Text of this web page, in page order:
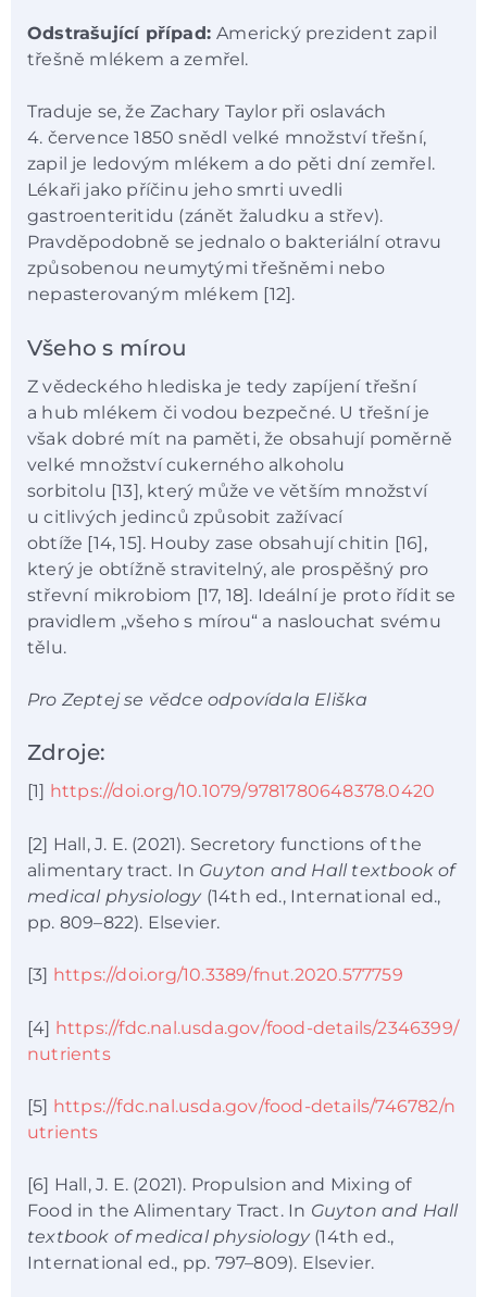
Odstrašující případ:Americký prezident zapil
třešně mlékem a zemřel.
Traduje se, že Zachary Taylor při oslavách
4. července 1850 snědl velké množství třešní,
zapil je ledovým mlékem a do pěti dní zemřel.
Lékaři jako příčinu jeho smrti uvedli
gastroenteritidu (zánět žaludku a střev).
Pravděpodobně se jednalo o bakteriální otravu
způsobenou neumytými třešněmi nebo
nepasterovaným mlékem [12].
Všeho s mírou
Z vědeckého hlediska je tedy zapíjení třešní
a hub mlékem či vodou bezpečné. U třešní je
však dobré mít na paměti, že obsahují poměrně
velké množství cukerného alkoholu
sorbitolu [13], který může ve větším množství
u citlivých jedinců způsobit zažívací
obtíže [14, 15]. Houby zase obsahují chitin [16],
který je obtížně stravitelný, ale prospěšný pro
střevní mikrobiom [17, 18]. Ideální je proto řídit se
pravidlem „všeho s mírou“ a naslouchat svému
tělu.
Pro Zeptej se vědce odpovídala Eliška
Zdroje:
[1] https://doi.org/10.1079/9781780648378.0420
[2] Hall, J. E. (2021). Secretory functions of the
alimentary tract. In Guyton and Hall textbook of
medical physiology(14th ed., International ed.,
pp. 809–822). Elsevier.
[3] https://doi.org/10.3389/fnut.2020.577759
[4] https://fdc.nal.usda.gov/food-details/2346399/
nutrients
[5] https://fdc.nal.usda.gov/food-details/746782/n
utrients
[6] Hall, J. E. (2021). Propulsion and Mixing of
Food in the Alimentary Tract. In Guyton and Hall
textbook of medical physiology(14th ed.,
International ed., pp. 797–809). Elsevier.